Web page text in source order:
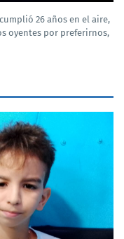
26 años en el aire,
oyentes por preferirnos,